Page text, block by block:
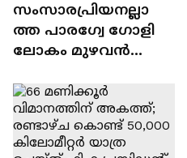
സംസാരപ്രിയനല്ലാ
ത്ത പാരഗ്വേ ഗോളി
ലോകം മുഴവൻ
മ്പോൾ...